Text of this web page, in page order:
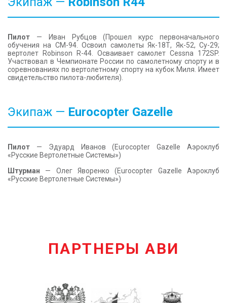
Пилот — Иван Рубцов (Прошел курс первоначального
обучения на СМ-94. Освоил самолеты Як-18Т, Як-52, Су-29;
вертолет Robinson R-44. Осваивает самолет Cessna 172SP.
Участвовал в Чемпионате России по самолетному спорту и в
соревнованиях по вертолетному спорту на кубок Миля. Имеет
свидетельство пилота-любителя).
Экипаж — Eurocopter Gazelle
Пилот — Эдуард Иванов (Eurocopter Gazelle Аэроклуб
«Русские Вертолетные Системы»)
Штурман — Олег Яворенко (Eurocopter Gazelle Аэроклуб
«Русские Вертолетные Системы»)
ПАРТНЕРЫ АВИ